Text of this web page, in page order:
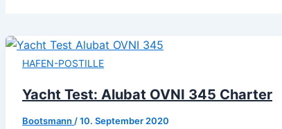
HAFEN-POSTILLE
Yacht Test: Alubat OVNI 345 Charter
Bootsmann /10. September 2020